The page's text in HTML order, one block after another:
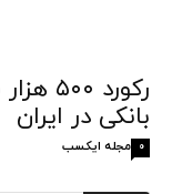
بانکی در ایران
مجله ایکسب 0